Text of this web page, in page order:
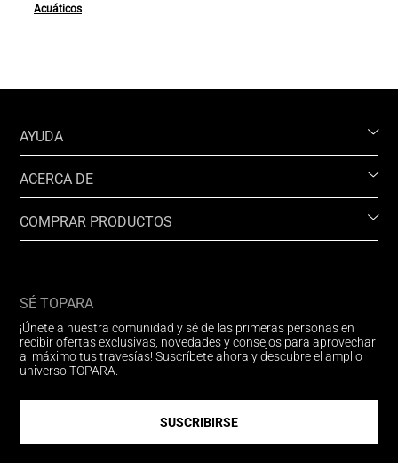
Acuáticos
AYUDA
ACERCA DE
COMPRAR PRODUCTOS
SÉ TOPARA
¡Únete a nuestra comunidad y sé de las primeras personas en
recibir ofertas exclusivas, novedades y consejos para aprovechar
al máximo tus travesías! Suscríbete ahora y descubre el amplio
universo TOPARA.
SUSCRIBIRSE